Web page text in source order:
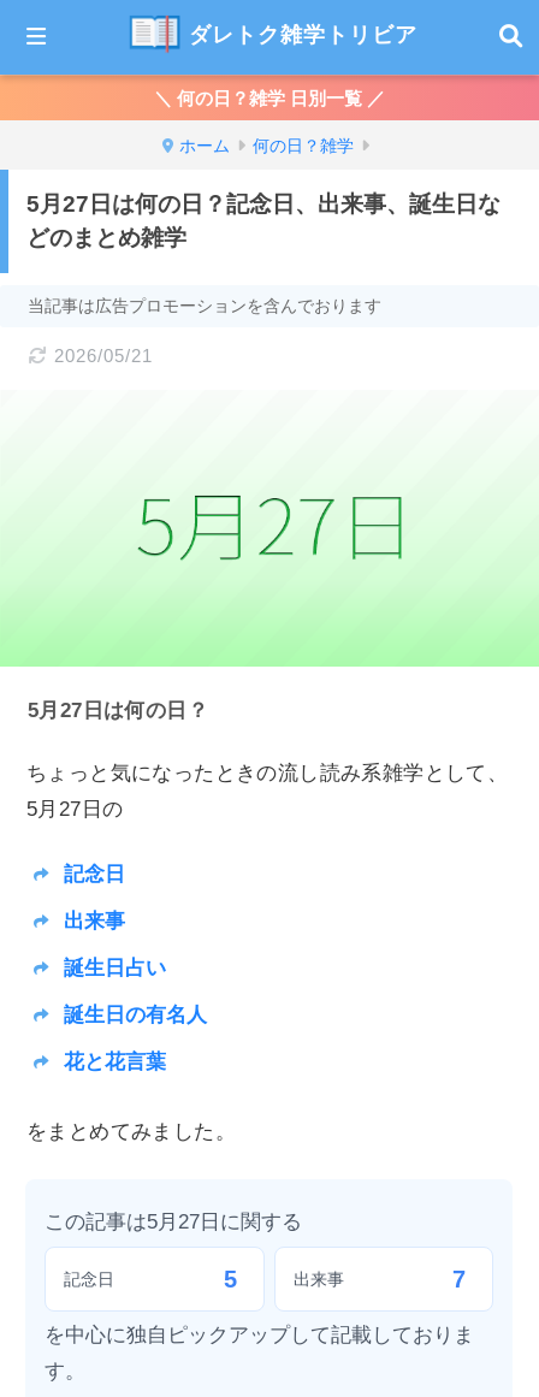
ダレトク雑学トリビア
＼ 何の日？雑学 日別一覧 ／
ホーム 何の日？雑学
5月27日は何の日？記念日、出来事、誕生日な
どのまとめ雑学
当記事は広告プロモーションを含んでおります
2026/05/21
5月27日は何の日？
ちょっと気になったときの流し読み系雑学として、
5月27日の
記念日
出来事
誕生日占い
誕生日の有名人
花と花言葉
をまとめてみました。
この記事は5月27日に関する
記念日 5 出来事 7
を中心に独自ピックアップして記載しておりま
す。